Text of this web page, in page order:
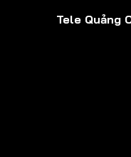
Tele Quảng